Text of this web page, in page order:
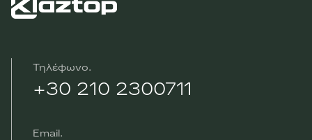
Τηλέφωνο
+30 210 2300711
Email